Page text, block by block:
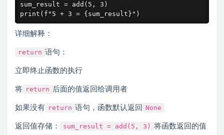
sum_result = add(5, 3)
print(f"5 + 3 = {sum_result}")
详细解释：
return 语句：
立即终止函数的执行
将 return 后面的值返回给调用者
如果没有 return 语句，函数默认返回 None
返回值存储： sum_result = add(5, 3) 将函数返回的值